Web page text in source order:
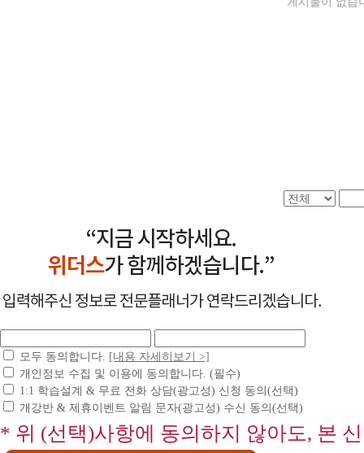
모두 동의합니다.
[내용 자세히보기 >]
개인정보 수집 및 이용에 동의합니다. (필수)
1:1 학습설계 & 무료 전화 상담(광고성) 신청 동의(선택)
개강반 & 제휴이벤트 알림 문자(광고성) 수신 동의(선택)
* 위 (선택)사항에 동의하지 않아도, 본